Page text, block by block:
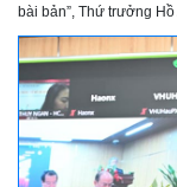
bài bản”, Thứ trưởng